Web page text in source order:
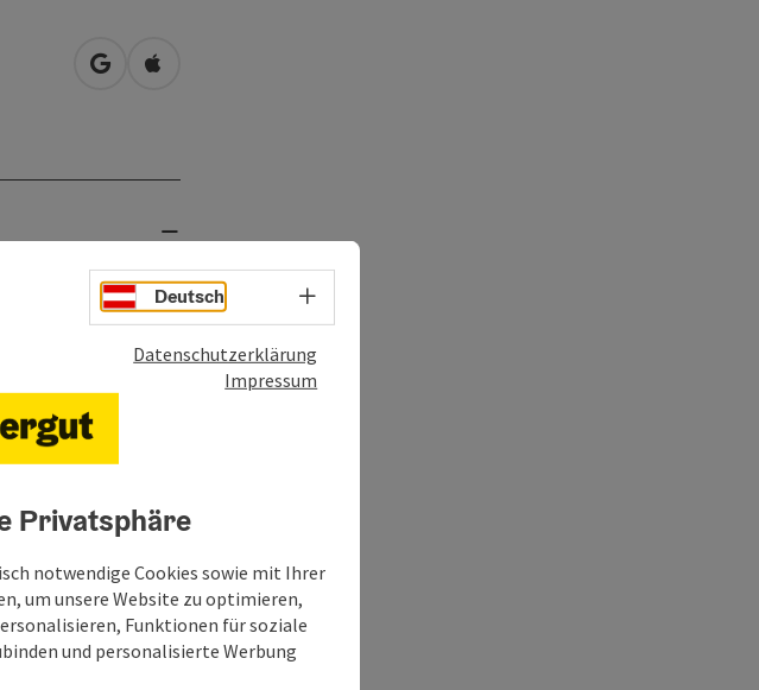
in Google Maps öffnen
in Apple Maps öffnen
Alten in
und
Veranstaltung wie
auf den
Deutsch Sprachwahl - Menü öffnen
Datenschutzerklärung
Impressum
Privatsphäre
notwendige Cookies sowie mit Ihrer
um unsere Website zu optimieren,
Funktionen für soziale
und personalisierte Werbung